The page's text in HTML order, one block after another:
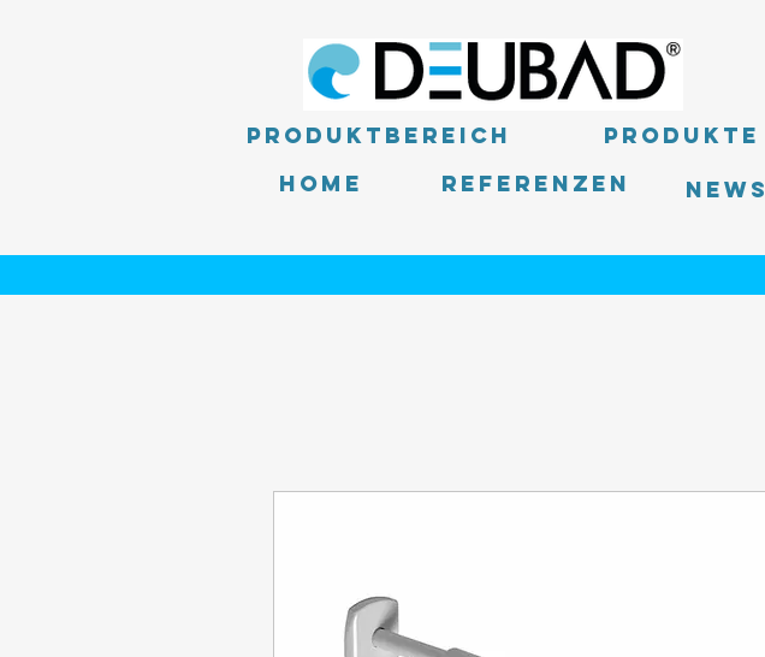
Produktbereich
Produkte
Home
Referenzen News